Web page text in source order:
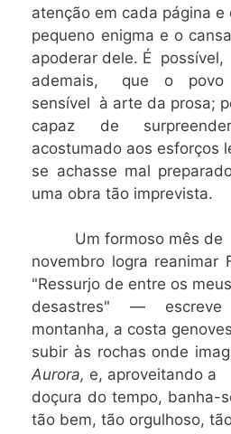
atenção em cada página e
pequeno enigma e o
apoderar dele. É possível,
ademais, que o
sensível à arte da prosa;
capaz de
acostumado aos esforços
se achasse mal
uma obra tão imprevista.
Um formoso mês de
novembro logra reanimar
"Ressurjo de entre os meus
desastres" —
montanha, a costa
subir às rochas onde
Aurora, e, aproveitando a
doçura do tempo, banha-
tão bem, tão orgulhoso,